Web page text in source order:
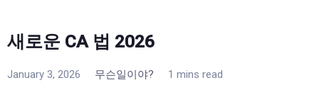
새로운 CA 법 2026
January 3, 2026 무슨일이야? 1 mins read